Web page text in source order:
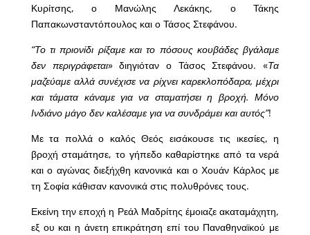
Κυρίτσης, ο Μανώλης Λεκάκης, ο Τάκης
Παπακωνσταντόπουλος και ο Τάσος Στεφάνου.
“Το τι πριονίδι ρίξαμε και το πόσους κουβάδες βγάλαμε
δεν περιγράφεται» διηγιόταν ο Τάσος Στεφάνου. «Τα
μαζεύαμε αλλά συνέχισε να ρίχνει καρεκλοπόδαρα, μέχρι
και τάματα κάναμε για να σταματήσει η βροχή. Μόνο
Ινδιάνο μάγο δεν καλέσαμε για να συνδράμει και αυτός”!
Με τα πολλά ο καλός Θεός εισάκουσε τις ικεσίες, η
βροχή σταμάτησε, το γήπεδο καθαρίστηκε από τα νερά
και ο αγώνας διεξήχθη κανονικά και ο Χουάν Κάρλος με
τη Σοφία κάθισαν κανονικά στις πολυθρόνες τους.
Εκείνη την εποχή η Ρεάλ Μαδρίτης έμοιαζε ακαταμάχητη,
εξ ου και η άνετη επικράτηση επί του Παναθηναϊκού με